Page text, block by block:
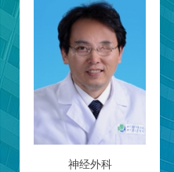
重症医学中心